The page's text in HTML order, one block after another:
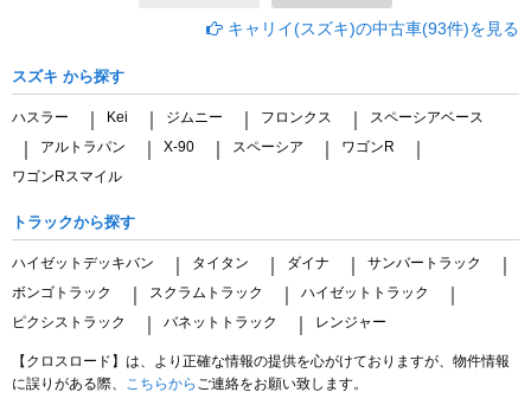
キャリイ(スズキ)の中古車(93件)を見る
スズキ から探す
ハスラー Kei ジムニー フロンクス スペーシアベース
アルトラパン X-90 スペーシア ワゴンR
ワゴンRスマイル
トラックから探す
ハイゼットデッキバン タイタン ダイナ サンバートラック
ボンゴトラック スクラムトラック ハイゼットトラック
ピクシストラック バネットトラック レンジャー
【クロスロード】は、より正確な情報の提供を心がけておりますが、物件情報
に誤りがある際、 こちらから ご連絡をお願い致します。